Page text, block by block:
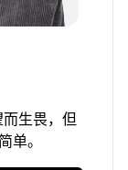
生畏，但
单。